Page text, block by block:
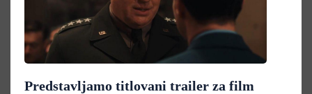
Predstavljamo titlovani trailer za film